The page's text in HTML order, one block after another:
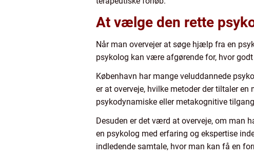
At vælge den rette
Når man overvejer at søge hjælp fra en
psykolog kan være afgørende for, hvor
København har mange veluddannede
er at overveje, hvilke metoder der tiltaler
psykodynamiske eller metakognitive
Desuden er det værd at overveje, om man
en psykolog med erfaring og ekspertise
indledende samtale, hvor man kan få en